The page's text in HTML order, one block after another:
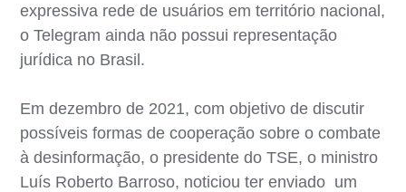
expressiva rede de usuários em território nacional,
o Telegram ainda não possui representação
jurídica no Brasil.
Em dezembro de 2021, com objetivo de discutir
possíveis formas de cooperação sobre o combate
à desinformação, o presidente do TSE, o ministro
Luís Roberto Barroso, noticiou ter enviado um